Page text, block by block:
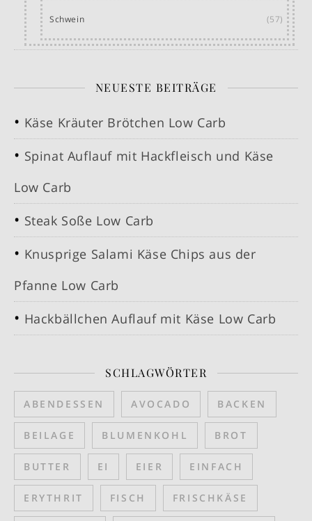
Schwein (57)
NEUESTE BEITRÄGE
Käse Kräuter Brötchen Low Carb
Spinat Auflauf mit Hackfleisch und Käse
Low Carb
Steak Soße Low Carb
Knusprige Salami Käse Chips aus der
Pfanne Low Carb
Hackbällchen Auflauf mit Käse Low Carb
SCHLAGWÖRTER
ABENDESSEN AVOCADO BACKEN
BEILAGE BLUMENKOHL BROT
BUTTER EI EIER EINFACH
ERYTHRIT FISCH FRISCHKÄSE